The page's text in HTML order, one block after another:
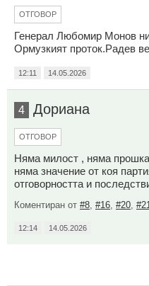
ОТГОВОР
Генерал Любомир Монов
Ормузкият проток.Радев
12:11 14.05.2026
4 Дориана
ОТГОВОР
Няма милост , няма
няма значение от коя
отговорността и
Коментиран от #8 #16 #20 #21
12:14 14.05.2026